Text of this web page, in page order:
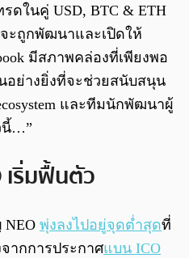
ดในคู่ USD, BTC & ETH
ะถูกพัฒนาและเปิดให้
มีสภาพคล่องที่เพียงพอ
อย่างยิ่งที่จะช่วยสนับสนุน
และทีมนักพัฒนาผู้
นี้…”
ริ่มฟื้นตัว
พุ่งลงไปอยู่จุดต่ำสุดที่
ากการประกาศแบน ICO